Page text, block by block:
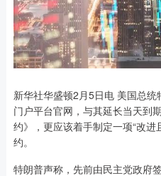
新华社华盛顿2月5日电 美国总
门户平台官网，与其延长当天到
约》，更应该着手制定一项“改
约。
特朗普声称，先前由民主党政府